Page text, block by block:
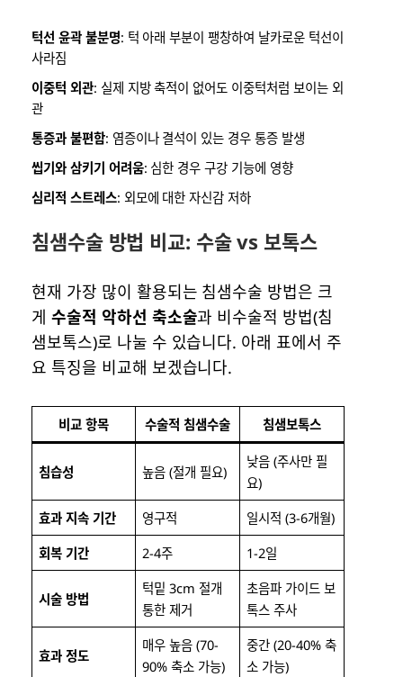
턱선 윤곽 불분명: 턱 아래 부분이 팽창하여 날카로운 턱선이
사라짐
이중턱 외관: 실제 지방 축적이 없어도 이중턱처럼 보이는 외
관
통증과 불편함: 염증이나 결석이 있는 경우 통증 발생
씹기와 삼키기 어려움: 심한 경우 구강 기능에 영향
심리적 스트레스: 외모에 대한 자신감 저하
침샘수술 방법 비교: 수술 vs 보톡스
현재 가장 많이 활용되는 침샘수술 방법은 크
게 수술적 악하선 축소술과 비수술적 방법(침
샘보톡스)로 나눌 수 있습니다. 아래 표에서 주
요 특징을 비교해 보겠습니다.
비교 항목 수술적 침샘수술 침샘보톡스
침습성 높음 (절개 필요)
낮음 (주사만 필
요)
효과 지속 기간
영구적
일시적 (3-6개월)
회복 기간
2-4주 1-2일
시술 방법
턱밑 3cm 절개
통한 제거
초음파 가이드 보
톡스 주사
효과 정도
매우 높음 (70-
90% 축소 가능)
중간 (20-40% 축
소 가능)